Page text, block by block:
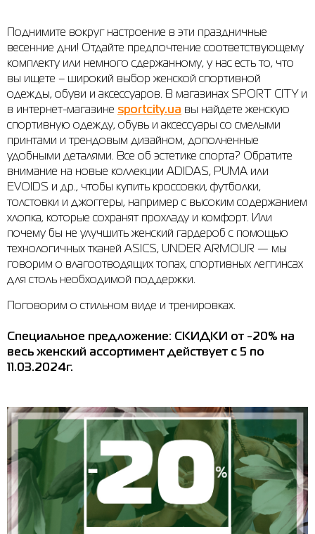
Термобелье
Толстовки
Футболки
Юбки
Шапки
Шарфы
The North Face
Under Armour
WHS
Сандалии
Брэнды
adidas
Nike
Puma
Radder
Поднимите вокруг настроение в эти праздничные
весенние дни! Отдайте предпочтение соответствующему
комплекту или немного сдержанному, у нас есть то, что
вы ищете – широкий выбор женской спортивной
одежды, обуви и аксессуаров. В магазинах SPORT CITY и
в интернет-магазине sportcity.ua вы найдете женскую
спортивную одежду, обувь и аксессуары со смелыми
принтами и трендовым дизайном, дополненные
удобными деталями. Все об эстетике спорта? Обратите
внимание на новые коллекции ADIDAS, PUMA или
EVOIDS и др., чтобы купить кроссовки, футболки,
толстовки и джоггеры, например с высоким содержанием
хлопка, которые сохранят прохладу и комфорт. Или
почему бы не улучшить женский гардероб с помощью
технологичных тканей ASICS, UNDER ARMOUR — мы
говорим о влагоотводящих топах, спортивных леггинсах
для столь необходимой поддержки.
Поговорим о стильном виде и тренировках.
Специальное предложение: СКИДКИ от -20% на
весь женский ассортимент действует с 5 по
11.03.2024г.